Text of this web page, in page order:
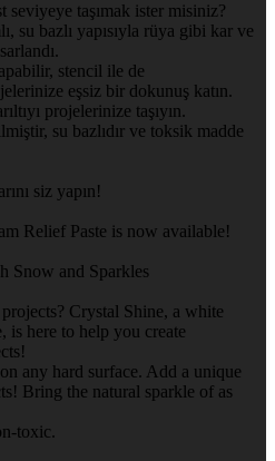
taşımak ister misiniz?
su bazlı yapısıyla rüya gibi kar ve
stencil ile de
eşsiz bir dokunuş katın.
projelerinize taşıyın.
su bazlıdır ve toksik madde
siz yapın!
Relief Paste is now available!
Snow and Sparkles
Crystal Shine, a white
is here to help you create
any hard surface. Add a unique
Bring the natural sparkle of as
toxic.